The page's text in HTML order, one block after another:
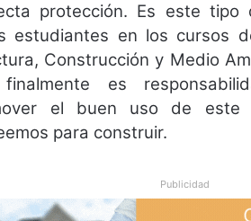
protección. Es este tipo
estudiantes en los cursos
Construcción y Medio
es
el buen uso de este
para construir.
Publicidad